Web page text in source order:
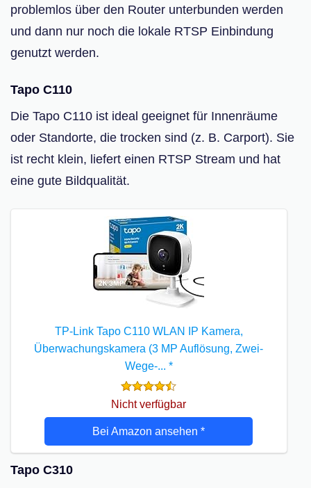
problemlos über den Router unterbunden werden
und dann nur noch die lokale RTSP Einbindung
genutzt werden.
Tapo C110
Die Tapo C110 ist ideal geeignet für Innenräume
oder Standorte, die trocken sind (z. B. Carport). Sie
ist recht klein, liefert einen RTSP Stream und hat
eine gute Bildqualität.
TP-Link Tapo C110 WLAN IP Kamera,
Überwachungskamera (3 MP Auflösung, Zwei-
Wege-... *
Nicht verfügbar
Bei Amazon ansehen*
Tapo C310